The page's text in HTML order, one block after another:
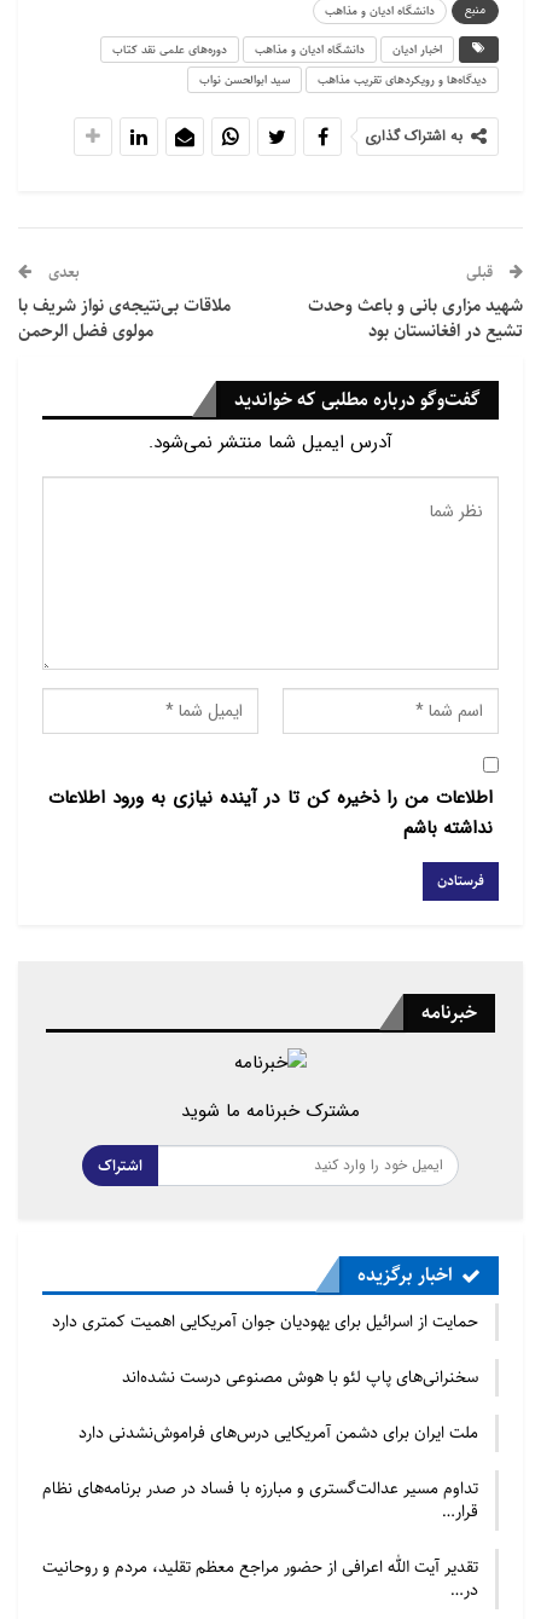
مطالب مرتبط
حمایت از اسرائیل برای یهودیان جوان آمریکایی اهمیت
کمتری…
سخنرانی‌های پاپ لئو با هوش مصنوعی درست نشده‌اند
حجت الاسلام والمسلمین سید ابوالحسن نواب
حجت الاسلام والمسلمین مهدی فرمانیان
زمان: پنج‌شنبه ۱۴۰۲/۱۲/۱۷، ساعت ۱۰:۳۰
مکان: پردیسان، بلوار مولوی، دانشگاه ادیان و مذاهب،
منبع
دانشگاه ادیان و مذاهب
اخبار ادیان
دانشگاه ادیان و مذاهب
دوره‌های علمی نقد کتاب
دیدگاه‌ها و رویکردهای تقریب مذاهب
سید ابوالحسن نواب
به اشتراک گذاری
قبلی
شهید مزاری بانی و باعث وحدت
تشیع در افغانستان بود
بعدی
ملاقات بی‌نتیجه‌ی نواز شریف با
مولوی فضل الرحمن
گفت‌وگو درباره مطلبی که خواندید
آدرس ایمیل شما منتشر نمی‌شود.
اطلاعات من را ذخیره کن تا در آینده نیازی به ورود اطلاعات
نداشته باشم
خبرنامه
مشترک خبرنامه ما شوید
اشتراک
اخبار برگزیده
حمایت از اسرائیل برای یهودیان جوان آمریکایی اهمیت کمتری دارد
سخنرانی‌های پاپ لئو با هوش مصنوعی درست نشده‌اند
ملت ایران برای دشمن آمریکایی درس‌های فراموش‌نشدنی دارد
تداوم مسیر عدالت‌گستری و مبارزه با فساد در صدر برنامه‌های نظام
قرار…
تقدیر آیت الله اعرافی از حضور مراجع معظم تقلید، مردم و روحانیت
در…